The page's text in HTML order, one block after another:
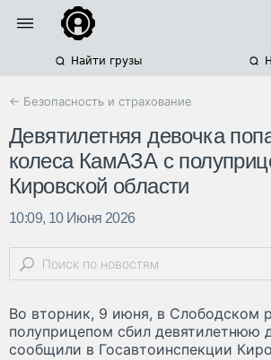
Найти грузы
← Безопасность и страхование
Девятилетняя девочка
колеса КамАЗА с
Кировской области
10:09, 10 Июня 2026
Во вторник, 9 июня, в Слободском
полуприцепом сбил девятилетнюю
сообщили в Госавтоинспекции